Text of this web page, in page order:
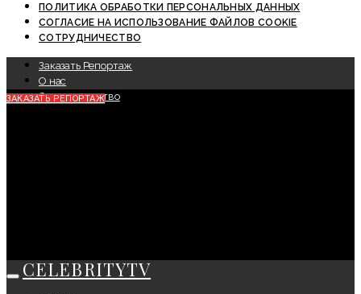
ПОЛИТИКА ОБРАБОТКИ ПЕРСОНАЛЬНЫХ ДАННЫХ
СОГЛАСИЕ НА ИСПОЛЬЗОВАНИЕ ФАЙЛОВ COOKIE
СОТРУДНИЧЕСТВО
Заказать Репортаж
О нас
Сотрудничество
ЗАКАЗАТЬ РЕПОРТАЖ
CELEBRITYTV